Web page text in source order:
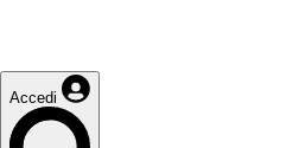
Accedi